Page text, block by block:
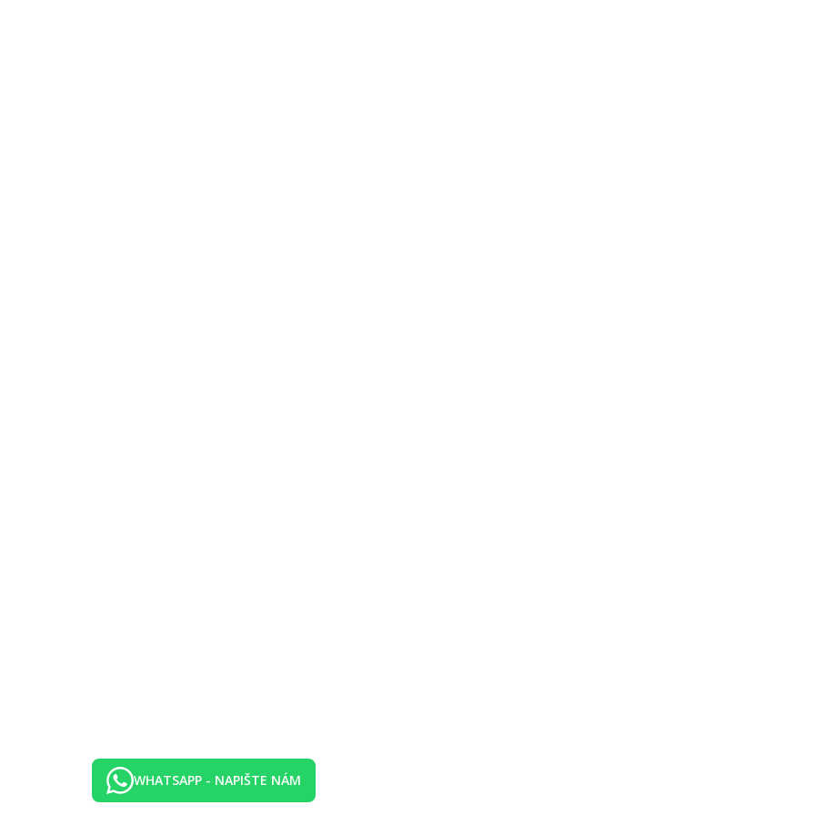
Ai KISU - asijská, Bisou - mix kuchyní). 5 barů, 4 bazény, SPA, fitness, obchody, butiky, dětský klub, teens klub, konferenční
trezor, minibar zdarma, set na přípravu kávy a čaje, balkon nebo terasa, výhled do zahrady, přízemí nebo 1. patro, vysokorychlostní wifi,
kombinují večeři, grilování a hudbu pod širým nebem
menu mohou být za poplatek)
nápojů
snacky, víno)
vybavení na šnorchlování, vodní lyže
talent show, kreativní aktivity
hry, DJ, foto koutek, stolní hry, kino
WHATSAPP - NAPIŠTE NÁM